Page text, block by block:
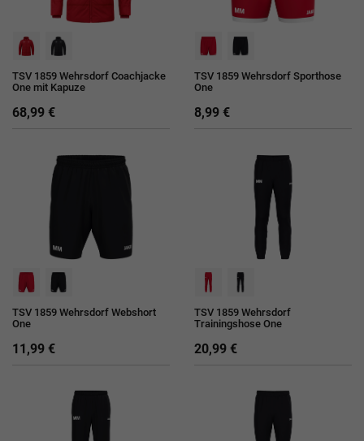
TSV 1859 Wehrsdorf Coachjacke
One mit Kapuze
68,99 €
TSV 1859 Wehrsdorf Sporthose
One
8,99 €
TSV 1859 Wehrsdorf Webshort
One
11,99 €
TSV 1859 Wehrsdorf
Trainingshose One
20,99 €